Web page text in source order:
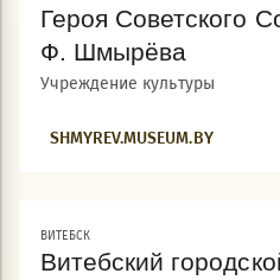
Героя Советского
Ф. Шмырёва
Учреждение культуры
SHMYREV.MUSEUM.BY
ВИТЕБСК
Витебский